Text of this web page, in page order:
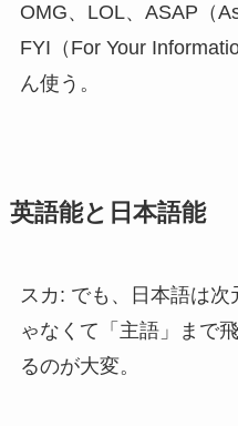
OMG、LOL、ASAP（
FYI（For Your
ん使う。
英語能と日本語能
スカ: でも、日本語は
ゃなくて「主語」まで
るのが大変。